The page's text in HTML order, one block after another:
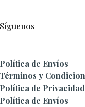
Síguenos
Política de Envíos
Términos y
Política de Privacidad
Política de Envíos